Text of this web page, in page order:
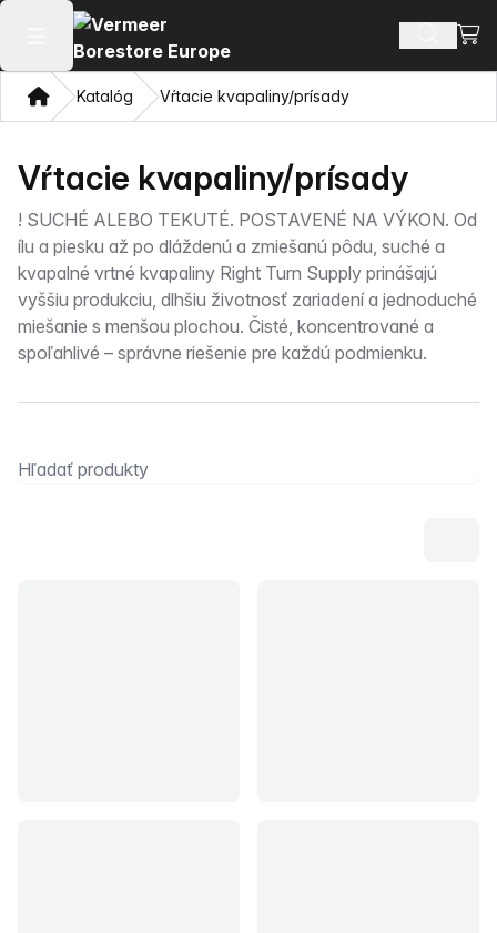
Otvoriť hlavné menu Hľadať
DomovKatalóg Vŕtacie kvapaliny/prísady
Vŕtacie kvapaliny/prísady
! SUCHÉ ALEBO TEKUTÉ. POSTAVENÉ NA VÝKON. Od
ílu a piesku až po dláždenú a zmiešanú pôdu, suché a
kvapalné vrtné kvapaliny Right Turn Supply prinášajú
vyššiu produkciu, dlhšiu životnosť zariadení a jednoduché
miešanie s menšou plochou. Čisté, koncentrované a
spoľahlivé – správne riešenie pre každú podmienku.